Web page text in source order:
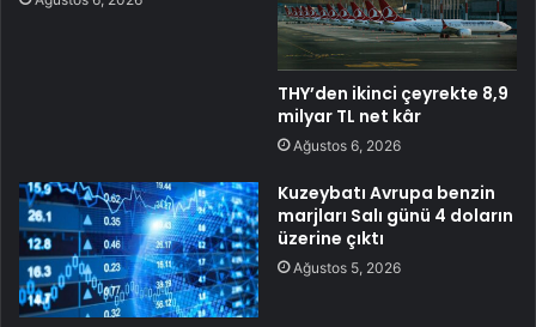
THY’den ikinci çeyrekte 8,9
milyar TL net kâr
Ağustos 6, 2026
Kuzeybatı Avrupa benzin
marjları Salı günü 4 doların
üzerine çıktı
Ağustos 5, 2026